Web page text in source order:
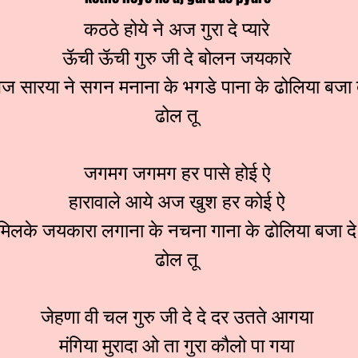
कठठे होये ने अज गुरा दे प्यारे
ऊॅची ऊॅची गुरु जी दे बोलन जयकारे
सारया ने सगन मनाना के भगडे पाना के ढोलिया बजा
ढोल तू
जगमग जगमग हर पासे होई ऐ
हारावाले आये अज खुश हर कोई ऐ
जयकारा लगाना के नचना गाना के ढोलिया बजा दे
ढोल तू
जेहणा वी चल गुरु जी दे दे दर उतते आगया
मंगिया मुरादा ओ ता गुरा कौलो पा गया